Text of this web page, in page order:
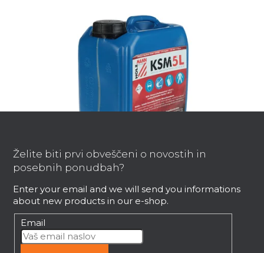
Holzmann KSM5L hlajenje in mazalna
emulzija
Po naročilu, v roku 2 tednov
75,26 €
Želite biti prvi obveščeni o novostih in
posebnih ponudbah?
Enter your email and we will send you informations
about new products in our e-shop.
Email